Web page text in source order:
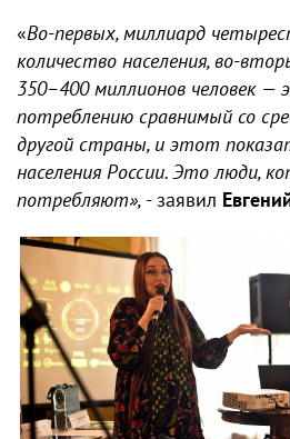
«Во-первых, миллиард
количество населения, во-
350–400 миллионов человек —
потреблению сравнимый со
другой страны, и этот
населения России. Это люди,
потребляют», -заявил